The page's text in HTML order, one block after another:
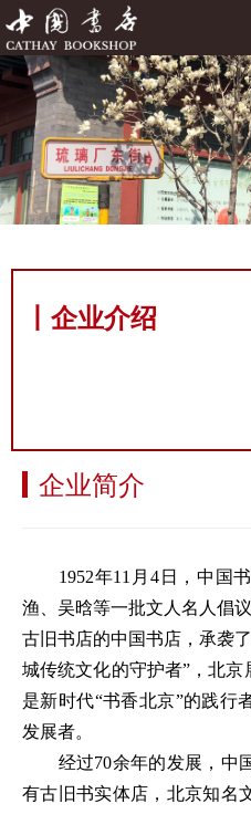
企业简介
1952年11月4日，中国
渔、吴晗等一批文人名人倡
古旧书店的中国书店，承袭
城传统文化的守护者”，北京
是新时代“书香北京”的践行
发展者。
经过70余年的发展，中国
有古旧书实体店，北京知名
丨企业介绍